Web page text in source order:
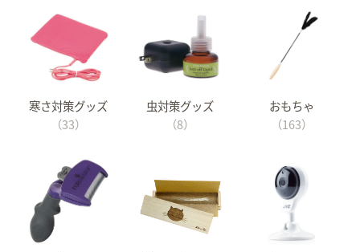
寒さ対策グッズ
（33）
虫対策グッズ
（8）
おもちゃ
（163）